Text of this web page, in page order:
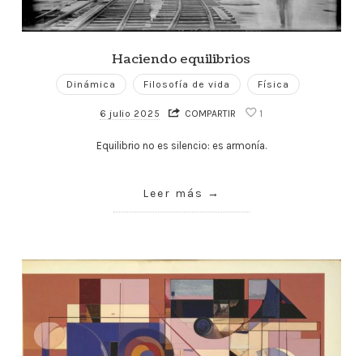
Haciendo equilibrios
Dinámica Filosofía de vida Física
6 julio 2025 COMPARTIR 1
Equilibrio no es silencio: es armonía.
Leer más